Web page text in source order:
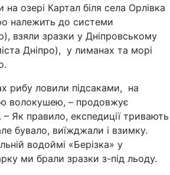
озері Картал біля села Орлівка
належить до системи
взяли зразки у Дніпровському
Дніпро), у лиманах та морі
рибу ловили підсаками, на
волокушею, – продовжує
– Як правило, експедиції тривають
бувало, виїжджали і взимку.
водоймі «Берізка» у
ми брали зразки з-під льоду.